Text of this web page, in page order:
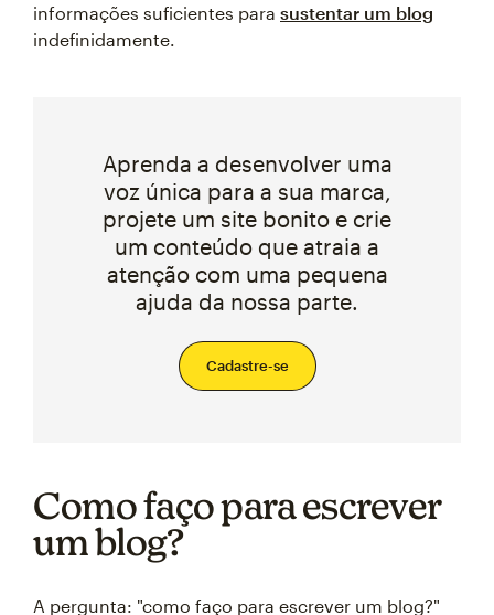
informações suficientes para sustentar um blog
indefinidamente.
Aprenda a desenvolver uma
voz única para a sua marca,
projete um site bonito e crie
um conteúdo que atraia a
atenção com uma pequena
ajuda da nossa parte.
Cadastre-se
Como faço para escrever
um blog?
A pergunta: "como faço para escrever um blog?"